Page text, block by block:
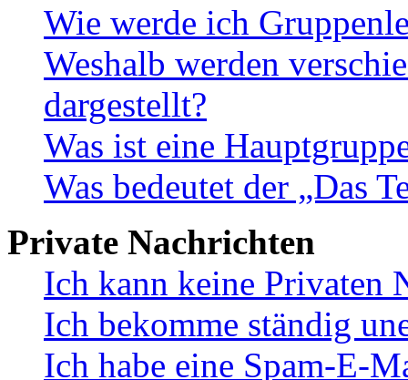
Wie werde ich
Weshalb werden
dargestellt?
Was ist eine
Was bedeutet der „Das
Private Nachrichten
Ich kann keine Privaten
Ich bekomme ständig
Ich habe eine Spam-E-